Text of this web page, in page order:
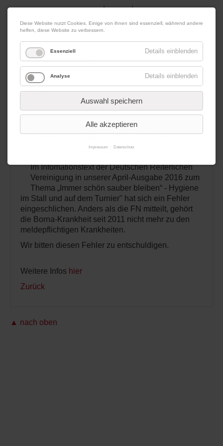
07. August 2026 Impressum|Kontakt|Datenschutz
Werbung
Menü
von Redaktion
Korrektur: Borna Krankheit nicht
mehr meldepflichtig
Im Infomationstext der Deutschen Reiterlichen
Vereinigung in unserer April-Ausgabe 2016 zum
Thema „Immer schön sauber bleiben“ - Hygiene
im Stall und auf dem Turnier" hat sich ein Fehler
eingeschlichen. Anders als die FN mitteilt, gehört
die Borna-Krankheit seit 2011 nicht mehr zu den
meldepflichtigen Krankheiten.
Wir bitten diesen Fehler zu entschuldigen.
Weitere Infos hier
Zurück
▲ nach oben
Diese Website nutzt Cookies. Einige von ihnen sind essenziell, während andere
helfen, diese Website zu verbessern.
Essenziell Details einblenden
Analyse Details einblenden
Auswahl speichern
Alle akzeptieren
Impressum Datenschutz